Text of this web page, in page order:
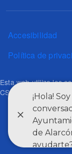
Pie de
Accesibilidad
Política de
Esta web utiliza los
CSS3 · RSS